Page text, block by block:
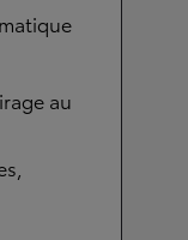
au